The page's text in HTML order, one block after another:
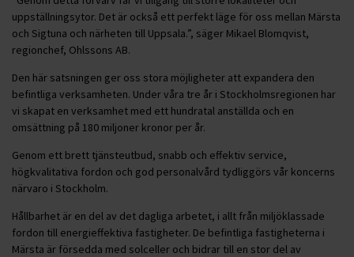
uppställningsytor. Det är också ett perfekt läge för oss mellan Märsta
och Sigtuna och närheten till Uppsala.”, säger Mikael Blomqvist,
regionchef, Ohlssons AB.
Den här satsningen ger oss stora möjligheter att expandera den
befintliga verksamheten. Under våra tre år i Stockholmsregionen har
vi skapat en verksamhet med ett hundratal anställda och en
omsättning på 180 miljoner kronor per år.
Genom ett brett tjänsteutbud, snabb och effektiv service,
högkvalitativa fordon och god personalvård tydliggörs vår koncerns
närvaro i Stockholm.
Hållbarhet är en del av det dagliga arbetet, i allt från miljöklassade
fordon till energieffektiva fastigheter. De befintliga fastigheterna i
Märsta är försedda med solceller och bidrar till en stor del av